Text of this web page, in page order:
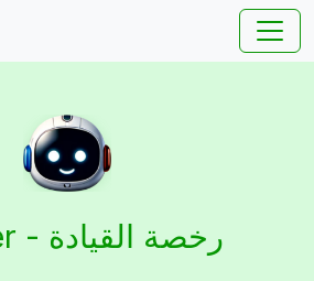
iFahrer - رخصة القيادة